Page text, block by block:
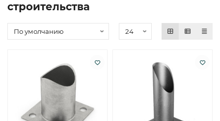
строительства